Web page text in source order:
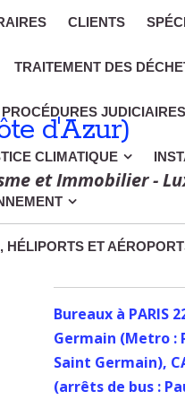
CLIENTS
TRAITEMENT DES
PROCÉDURES
CLIMATIQUE
HÉLIPORTS ET
d'Azur)
et Immobilier -
Bureaux à PARIS
Germain (Metro :
Saint Germain),
(arrêts de bus :